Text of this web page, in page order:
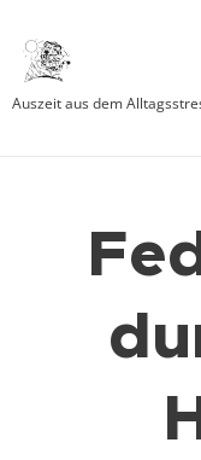
Auszeit aus dem